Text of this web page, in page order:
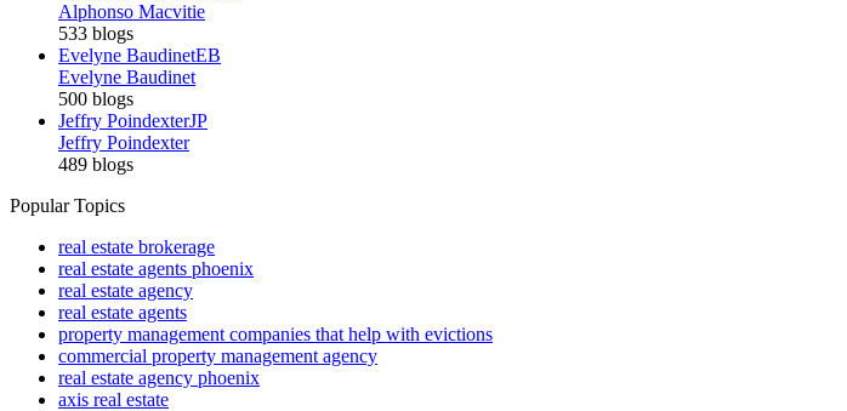
Alphonso Macvitie
533 blogs
Evelyne BaudinetEB
Evelyne Baudinet
500 blogs
Jeffry PoindexterJP
Jeffry Poindexter
489 blogs
Popular Topics
real estate brokerage
real estate agents phoenix
real estate agency
real estate agents
property management companies that help with evictions
commercial property management agency
real estate agency phoenix
axis real estate